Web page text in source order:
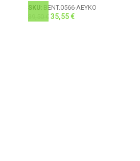
SKU: BENT.0566-ΛΕΥΚΟ
€ 35,55€